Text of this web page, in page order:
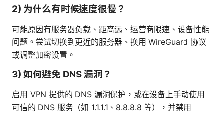
2) 为什么有时候速度很慢？
可能原因有服务器负载、距离远、运营商限速、设备性能
问题。尝试切换到更近的服务器、换用 WireGuard 协议
或调整加密设置。
3) 如何避免 DNS 漏洞？
启用 VPN 提供的 DNS 漏洞保护，或在设备上手动使用
可信的 DNS 服务（如 1.1.1.1、8.8.8.8 等），并禁用